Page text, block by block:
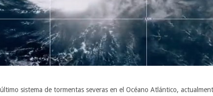
sistema de tormentas severas en el Océano Atlántico,